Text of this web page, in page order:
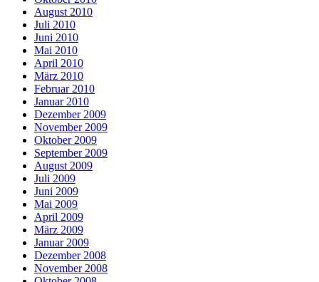
August 2010
Juli 2010
Juni 2010
Mai 2010
April 2010
März 2010
Februar 2010
Januar 2010
Dezember 2009
November 2009
Oktober 2009
September 2009
August 2009
Juli 2009
Juni 2009
Mai 2009
April 2009
März 2009
Januar 2009
Dezember 2008
November 2008